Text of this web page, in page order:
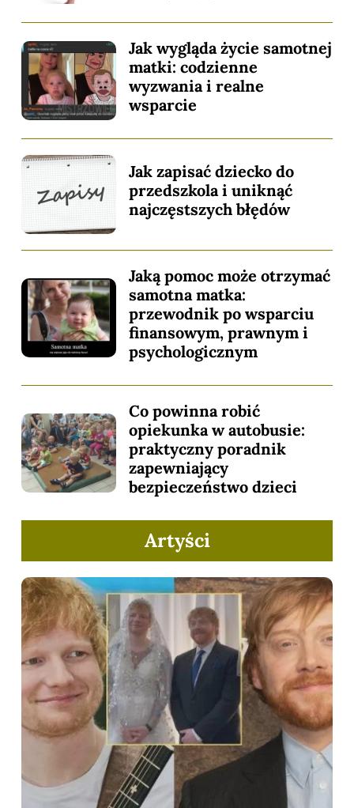
Jak wygląda życie samotnej
matki: codzienne
wyzwania i realne
wsparcie
Jak zapisać dziecko do
przedszkola i uniknąć
najczęstszych błędów
Jaką pomoc może otrzymać
samotna matka:
przewodnik po wsparciu
finansowym, prawnym i
psychologicznym
Co powinna robić
opiekunka w autobusie:
praktyczny poradnik
zapewniający
bezpieczeństwo dzieci
Artyści